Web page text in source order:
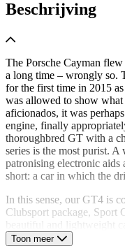
Beschrijving
The Porsche Cayman
a long time – wrongly so.
for the first time in 2015
was allowed to show
aficionados, it was
engine, finally
thoroughbred GT with a
series is the most purist.
patronising electronic aids
short: a car in which the
In this sense, our GT4 is
Clubsport package, Sport
beautiful and lightweight
additional equipment
Toon meer